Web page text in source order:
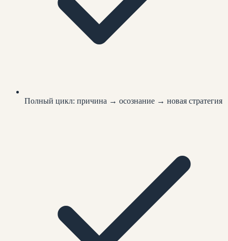
Полный цикл: причина → осознание → новая стратегия